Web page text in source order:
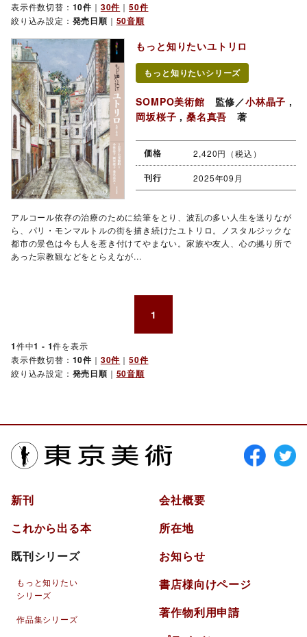
表示件数切替： 10件 ｜ 30件 ｜50件
絞り込み設定： 発売日順 ｜ 50音順
もっと知りたいユトリロ
もっと知りたいシリーズ
SOMPO美術館 監修／小林晶子 ,
岡坂桜子 ,桑名真吾 著
価格 2,420円（税込）
刊行 2025年09月
アルコール依存の治療のために絵筆をとり、波乱の多い人生を送りなが
ら、パリ・モンマルトルの街を描き続けたユトリロ。ノスタルジックな
都市の景色は今も人を惹き付けてやまない。家族や友人、心の拠り所で
あった宗教観などをとらえなが...
1
1件中1 - 1件を表示
表示件数切替： 10件 ｜ 30件 ｜50件
絞り込み設定： 発売日順 ｜ 50音順
新刊
これから出る本
既刊シリーズ
もっと知りたい
シリーズ
作品集シリーズ
会社概要
所在地
お知らせ
書店様向けページ
著作物利用申請